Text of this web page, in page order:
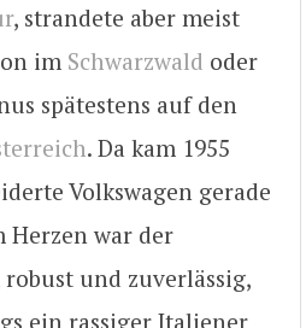
, strandete aber meist
im Schwarzwald oder
spätestens auf den
. Da kam 1955
Volkswagen gerade
Herzen war der
und zuverlässig,
ein rassiger Italiener